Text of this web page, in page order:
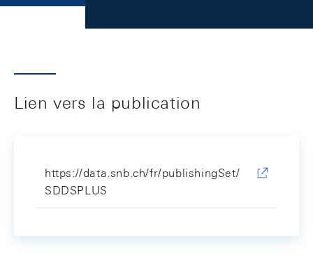
Lien vers la publication
https://data.snb.ch/fr/publishingSet/
SDDSPLUS